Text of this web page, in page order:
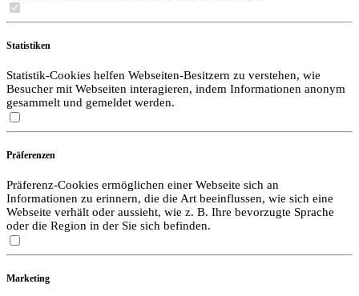
Statistiken
Statistik-Cookies helfen Webseiten-Besitzern zu verstehen, wie
Besucher mit Webseiten interagieren, indem Informationen anonym
gesammelt und gemeldet werden.
Präferenzen
Präferenz-Cookies ermöglichen einer Webseite sich an
Informationen zu erinnern, die die Art beeinflussen, wie sich eine
Webseite verhält oder aussieht, wie z. B. Ihre bevorzugte Sprache
oder die Region in der Sie sich befinden.
Marketing